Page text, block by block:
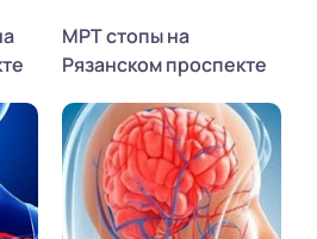
МРТ стопы на
Рязанском проспекте